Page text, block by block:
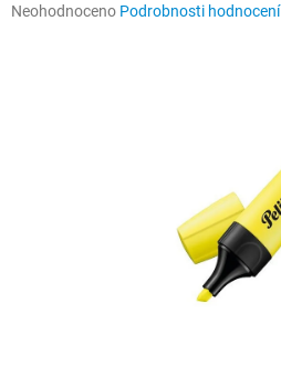
Průměrné
Neohodnoceno Podrobnosti hodnocení